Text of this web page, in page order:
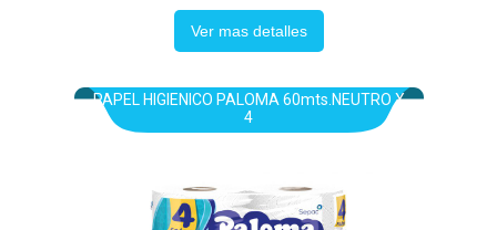
Ver mas detalles
PAPEL HIGIENICO PALOMA 60mts.NEUTRO X
4